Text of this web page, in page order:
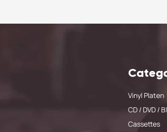
Vinyl Platen
CD / DVD /
Cassettes